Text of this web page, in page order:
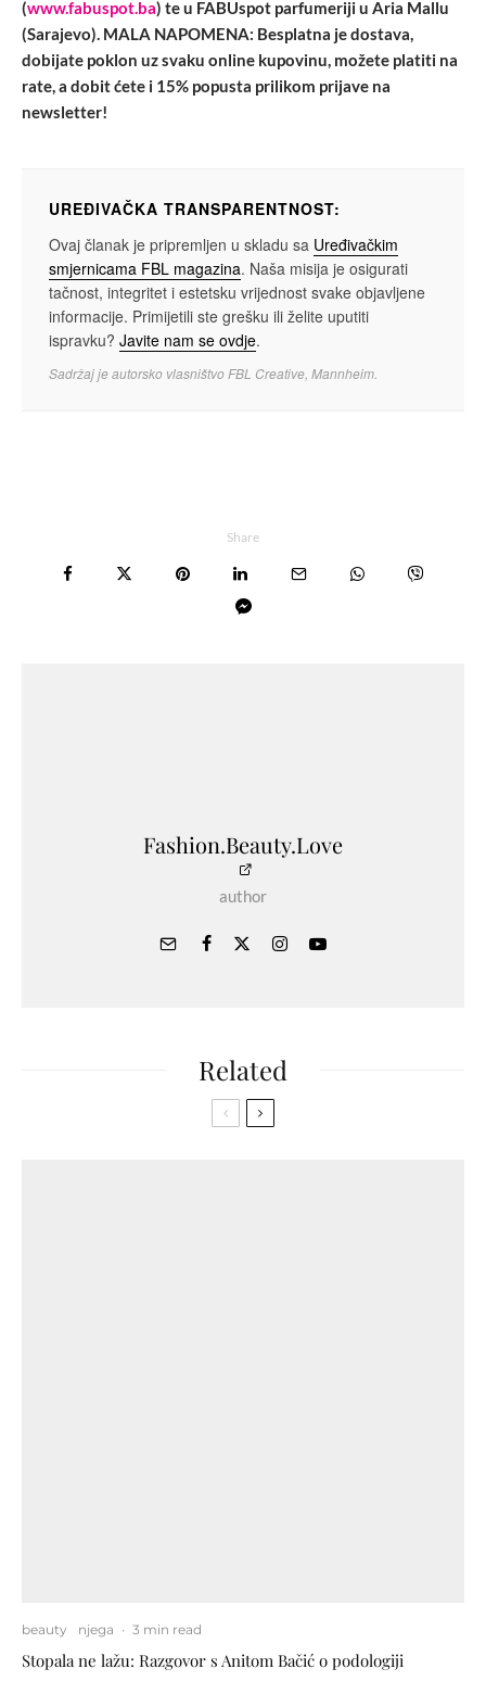
(www.fabuspot.ba) te u FABUspot parfumeriji u Aria Mallu
(Sarajevo). MALA NAPOMENA: Besplatna je dostava,
dobijate poklon uz svaku online kupovinu, možete platiti na
rate, a dobit ćete i 15% popusta prilikom prijave na
newsletter!
UREĐIVAČKA TRANSPARENTNOST:
Ovaj članak je pripremljen u skladu sa Uređivačkim
smjernicama FBL magazina. Naša misija je osigurati
tačnost, integritet i estetsku vrijednost svake objavljene
informacije. Primijetili ste grešku ili želite uputiti
ispravku? Javite nam se ovdje.
Sadržaj je autorsko vlasništvo FBL Creative, Mannheim.
Share
Fashion.Beauty.Love
author
Related
beauty njega · 3 min read
Stopala ne lažu: Razgovor s Anitom Bačić o podologiji